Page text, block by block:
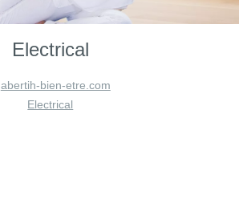
Electrical
abertih-bien-etre.com
Electrical